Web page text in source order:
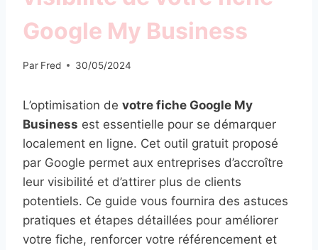
Google My Business
Par Fred 30/05/2024
L’optimisation de votre fiche Google My
Business est essentielle pour se démarquer
localement en ligne. Cet outil gratuit proposé
par Google permet aux entreprises d’accroître
leur visibilité et d’attirer plus de clients
potentiels. Ce guide vous fournira des astuces
pratiques et étapes détaillées pour améliorer
votre fiche, renforcer votre référencement et